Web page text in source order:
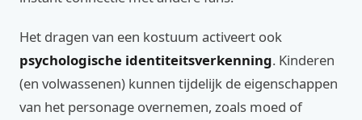
Het dragen van een kostuum activeert ook
psychologische identiteitsverkenning. Kinderen
(en volwassenen) kunnen tijdelijk de eigenschappen
van het personage overnemen, zoals moed of